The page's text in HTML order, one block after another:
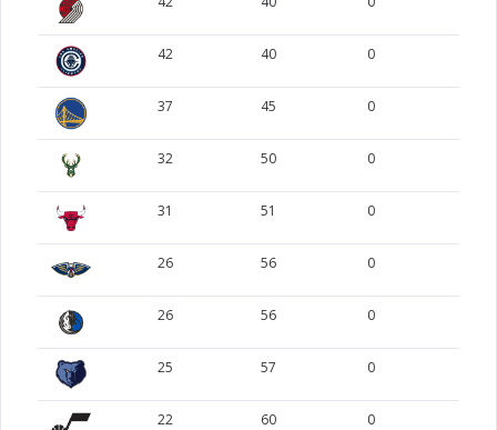
42 40 0
37 45 0
32 50 0
31 51 0
26 56 0
26 56 0
25 57 0
22 60 0